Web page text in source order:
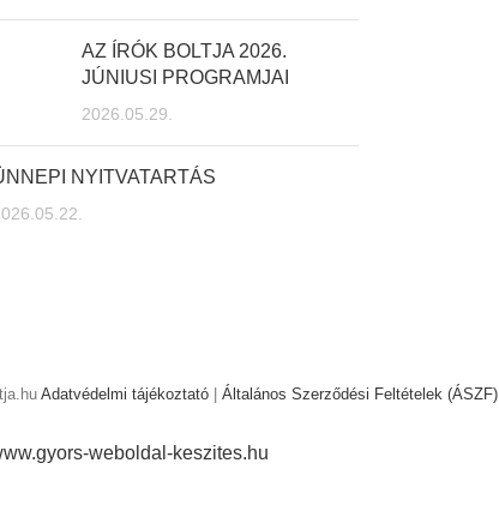
AZ ÍRÓK BOLTJA 2026.
JÚNIUSI PROGRAMJAI
2026.05.29.
NYITVATARTÁS
Adatvédelmi tájékoztató Általános Szerződési Feltételek (ÁSZF)
weboldal-keszites.hu